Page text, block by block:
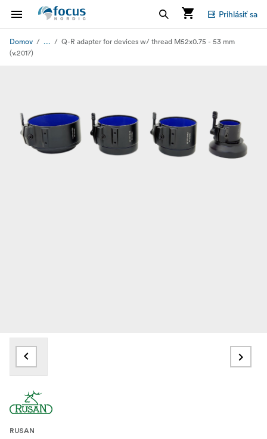
Prihlásiť sa
Domov ...
Q-R adapter for devices w/ thread M52x0.75 - 53 mm
(v.2017)
RUSAN